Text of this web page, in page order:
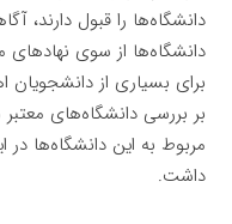
دانشگاه‌ها را قبول دارند،
دانشگاه‌ها از سوی نهادهای
برای بسیاری از دانشجویان
بر بررسی دانشگاه‌های
مربوط به این دانشگاه‌ها
داشت.